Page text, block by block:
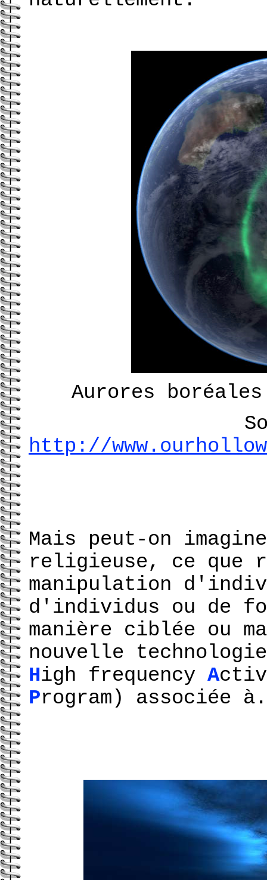
Aurores
http://
Mais peut-on
religieuse, ce que
manipulation
d'individus ou de
manière ciblée ou
nouvelle
High frequency A
Program) associée